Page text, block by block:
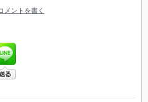
メントを書く